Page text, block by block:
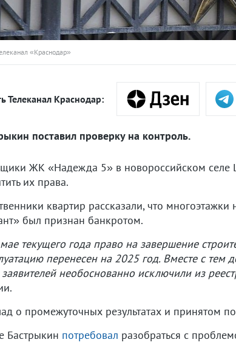
«Краснодар»
Телеканал Краснодар:
поставил проверку на контроль.
ЖК «Надежда 5» в новороссийском селе
их права.
квартир рассказали, что
был признан банкротом.
текущего года право на завершение
перенесен на 2025 год. Вместе с
заявителей необоснованно исключили из
о промежуточных результатах и принятом
Бастрыкин потребовал разобраться с